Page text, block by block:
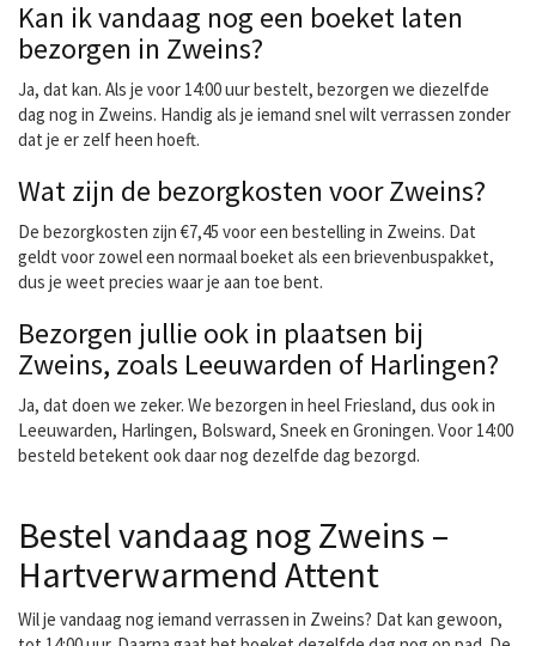
Kan ik vandaag nog een boeket laten
bezorgen in Zweins?
Ja, dat kan. Als je voor 14:00 uur bestelt, bezorgen we diezelfde
dag nog in Zweins. Handig als je iemand snel wilt verrassen zonder
dat je er zelf heen hoeft.
Wat zijn de bezorgkosten voor Zweins?
De bezorgkosten zijn €7,45 voor een bestelling in Zweins. Dat
geldt voor zowel een normaal boeket als een brievenbuspakket,
dus je weet precies waar je aan toe bent.
Bezorgen jullie ook in plaatsen bij
Zweins, zoals Leeuwarden of Harlingen?
Ja, dat doen we zeker. We bezorgen in heel Friesland, dus ook in
Leeuwarden, Harlingen, Bolsward, Sneek en Groningen. Voor 14:00
besteld betekent ook daar nog dezelfde dag bezorgd.
Bestel vandaag nog Zweins –
Hartverwarmend Attent
Wil je vandaag nog iemand verrassen in Zweins? Dat kan gewoon,